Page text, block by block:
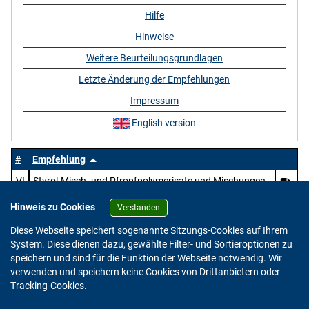
#
Empfehlung
VI
Styrol-Misch- und Pfropfpolymerisate und Mischungen
Hilfe
Hinweise
Weitere Beurteilungsgrundlagen
Letzte Änderung der Empfehlungen
Impressum
English version
Hinweis zu Cookies Verstanden
Diese Webseite speichert sogenannte Sitzungs-Cookies auf Ihrem
System. Diese dienen dazu, gewählte Filter- und Sortieroptionen zu
speichern und sind für die Funktion der Webseite notwendig. Wir
verwenden und speichern keine Cookies von Drittanbietern oder
Tracking-Cookies.